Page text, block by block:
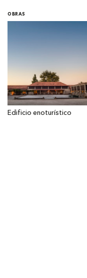
OBRAS
Edificio enoturístico